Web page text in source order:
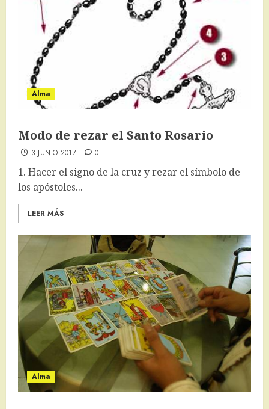
Alma
Modo de rezar el Santo Rosario
3 JUNIO 2017 0
1. Hacer el signo de la cruz y rezar el símbolo de
los apóstoles...
LEER MÁS
Alma